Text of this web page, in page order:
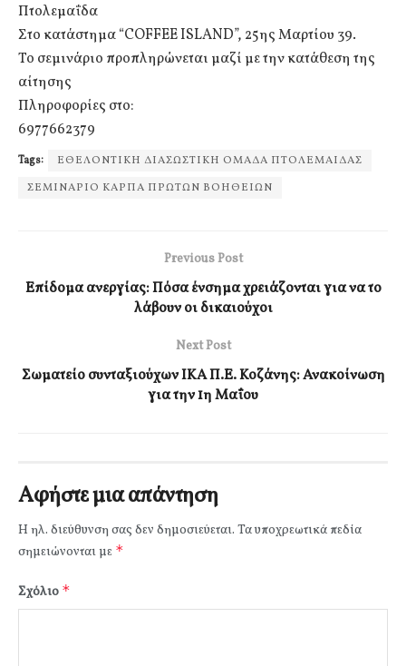
Πτολεμαΐδα
Στο κατάστημα “COFFEE ISLAND”, 25ης Μαρτίου 39.
Το σεμινάριο προπληρώνεται μαζί με την κατάθεση της
αίτησης
Πληροφορίες στο:
6977662379
Tags:
ΕΘΕΛΟΝΤΙΚΗ ΔΙΑΣΩΣΤΙΚΗ ΟΜΑΔΑ ΠΤΟΛΕΜΑΙΔΑΣ
ΣΕΜΙΝΑΡΙΟ ΚΑΡΠΑ ΠΡΩΤΩΝ ΒΟΗΘΕΙΩΝ
Previous Post
Επίδομα ανεργίας: Πόσα ένσημα χρειάζονται για να το
λάβουν οι δικαιούχοι
Next Post
Σωματείο συνταξιούχων ΙΚΑ Π.Ε. Κοζάνης: Ανακοίνωση
για την 1η Μαΐου
Αφήστε μια απάντηση
Η ηλ. διεύθυνση σας δεν δημοσιεύεται. Τα υποχρεωτικά πεδία
σημειώνονται με *
Σχόλιο *